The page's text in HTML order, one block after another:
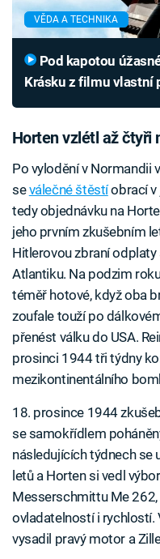
VĚDA A TECHNIKA
Krásku z filmu vlastní
Horten vzlétl až čtyři
Po vylodění v Normandii
seválečné štěstíobrací v
tedy objednávku na
jeho prvním zkušebním
Hitlerovou zbraní
Atlantiku. Na podzim
téměř hotové, když oba
zoufale touží po
přenést válku do USA.
prosinci 1944 tři týdny
mezikontinentálního
18. prosince 1944
se samokřídlem
následujících týdnech se
letů a Horten si vedl
Messerschmittu Me
ovladatelností i rychlostí.
vysadil pravý motor a